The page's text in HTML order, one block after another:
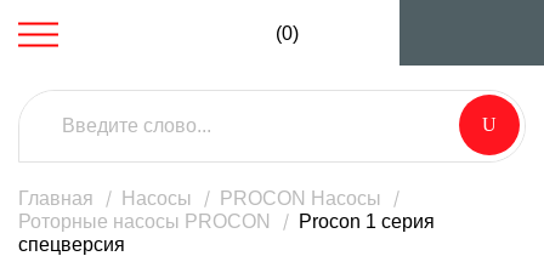
(0)
Главная Насосы
PROCON Насосы
Роторные насосы PROCON
Procon 1 серия
спецверсия